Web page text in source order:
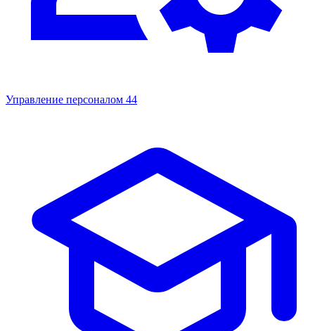
Управление персоналом 44